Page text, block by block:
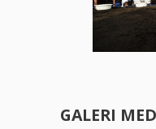
GALERI